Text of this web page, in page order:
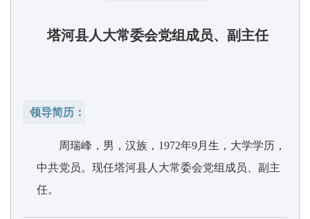
塔河县人大常委会党组成员、副主任
领导简历：
周瑞峰，男，汉族， 1972年9月生，大学学历，
中共党员。现任塔河县人大常委会党组成员、副主
任。